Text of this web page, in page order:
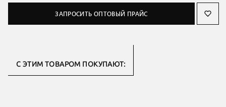
ЗАПРОСИТЬ ОПТОВЫЙ ПРАЙС
С ЭТИМ ТОВАРОМ ПОКУПАЮТ: